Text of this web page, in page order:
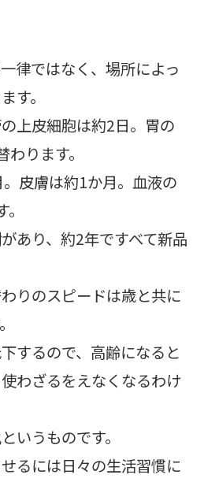
律ではなく、場所によっ
す。
上皮細胞は約2日。胃の
ります。
皮膚は約1か月。血液の
あり、約2年ですべて新品
りのスピードは歳と共に
するので、高齢になると
わざるをえなくなるわけ
いうものです。
るには日々の生活習慣に